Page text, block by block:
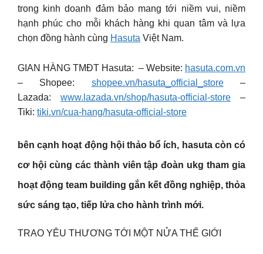
trong kinh doanh đảm bảo mang tới niềm vui, niềm
hạnh phúc cho mỗi khách hàng khi quan tâm và lựa
chọn đồng hành cùng Hasuta Việt Nam.
GIAN HÀNG TMĐT Hasuta: – Website: hasuta.com.vn
– Shopee: shopee.vn/hasuta_official_store–
Lazada: www.lazada.vn/shop/hasuta-official-store –
Tiki: tiki.vn/cua-hang/hasuta-official-store
bên cạnh hoạt động hội thảo bổ ích, hasuta còn có
cơ hội cùng các thành viên tập đoàn ukg tham gia
hoạt động team building gắn kết đồng nghiệp, thỏa
sức sáng tạo, tiếp lửa cho hành trình mới.
TRAO YÊU THƯƠNG TỚI MỘT NỬA THẾ GIỚI